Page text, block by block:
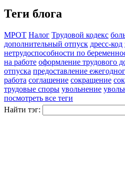
Теги блога
МРОТ Налог Трудовой кодекс
дополнительный отпуск дресс-код
нетрудоспособности по
на работе оформление трудового
отпуска предоставление
работа соглашение сокращение
трудовые споры увольнение
посмотреть все теги
Найти тэг: